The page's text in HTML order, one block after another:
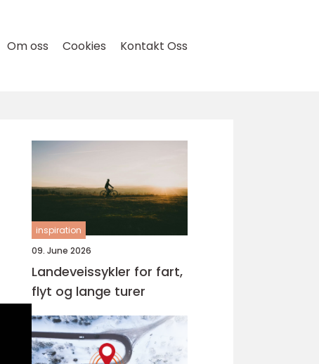
Om oss Cookies Kontakt Oss
inspiration
09. June 2026
Landeveissykler for fart,
flyt og lange turer